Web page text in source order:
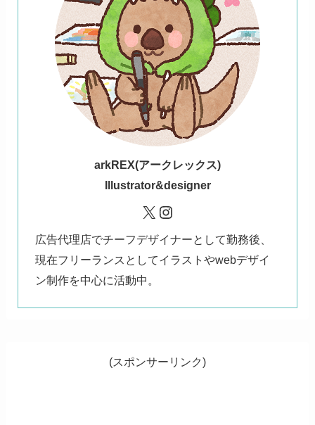
arkREX(アークレックス)
Illustrator&designer
X Instagram
広告代理店でチーフデザイナーとして勤務後、
現在フリーランスとしてイラストやwebデザイ
ン制作を中心に活動中。
(スポンサーリンク)